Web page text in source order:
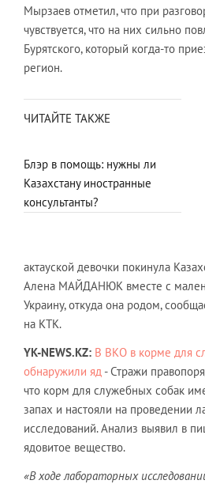
Мырзаев отметил, что при
чувствуется, что на них сильно
Бурятского, который когда-то
регион.
ЧИТАЙТЕ ТАКЖЕ
Блэр в помощь: нужны ли
Казахстану иностранные
консультанты?
актауской девочки покинула
Алена МАЙДАНЮК вместе с
Украину, откуда она родом,
на КТК.
YK-NEWS.KZ: В ВКО в корме для
обнаружили яд - Стражи
что корм для служебных собак
запах и настояли на проведении
исследований. Анализ выявил в
ядовитое вещество.
«В ходе лабораторных